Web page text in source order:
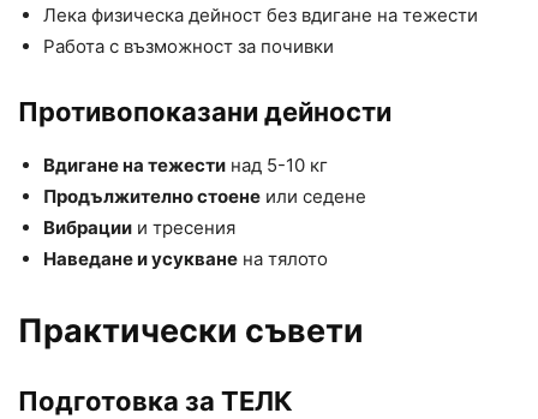
Лека физическа дейност без вдигане на тежести
Работа с възможност за почивки
Противопоказани дейности
Вдигане на тежести над 5-10 кг
Продължително стоене или седене
Вибрации и тресения
Наведане и усукване на тялото
Практически съвети
Подготовка за ТЕЛК